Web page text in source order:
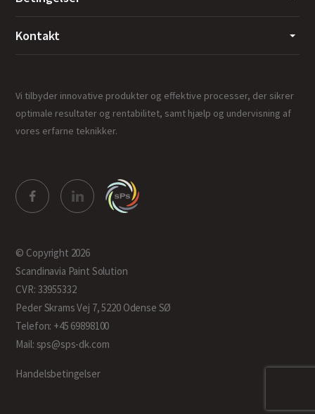
Kontakt
Vi tilbyder innovative produkter og effektive processer, der sikrer
optimale resultater og rentabilitet, samt hjælp og undervisning af
vores erfarne teknikker.
© Copyright 2026
Scandinavia Paint Solution
CVR: 33955332
Peder Skrams Vej 7, 5220 Odense SØ
Telefon: +45 69898100
Mail: sps@sps-dk.com
Handelsbetingelser